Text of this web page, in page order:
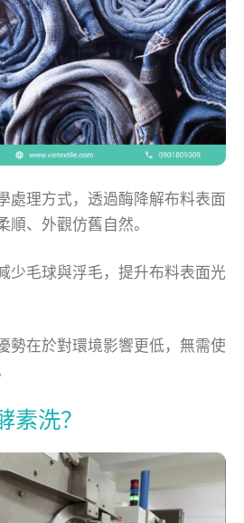
處理方式，透過酶降解布料表面
順、外觀仿舊自然。
少毛球與浮毛，提升布料表面光
勢在於對環境影響更低，無需使
素洗？